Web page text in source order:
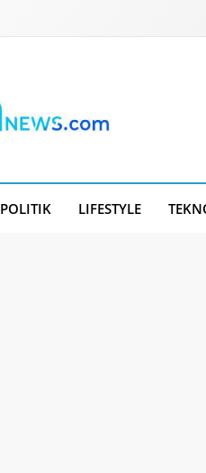
POLITIK LIFESTYLE